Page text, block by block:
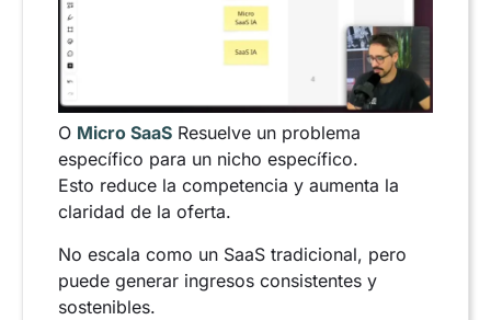
O Micro SaaS Resuelve un problema
específico para un nicho específico.
Esto reduce la competencia y aumenta la
claridad de la oferta.
No escala como un SaaS tradicional, pero
puede generar ingresos consistentes y
sostenibles.